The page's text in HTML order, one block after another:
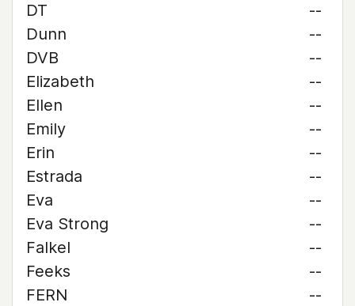
DT
--
Dunn
--
DVB
--
Elizabeth
--
Ellen
--
Emily
--
Erin
--
Estrada
--
Eva
--
Eva Strong
--
Falkel
--
Feeks
--
FERN
--